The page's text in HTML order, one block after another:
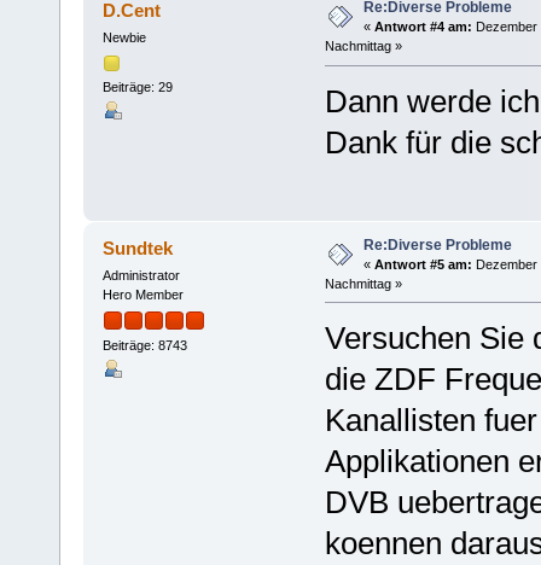
D.Cent
Newbie
Beiträge: 29
Re:Diverse Probleme
« Antwort #4 am:
Nachmittag »
Dann werde
Dank für die
Sundtek
Administrator
Hero Member
Beiträge: 8743
Re:Diverse Probleme
« Antwort #5 am: Dezember
Nachmittag »
Versuchen Sie
die ZDF
Kanallisten
Applikationen
DVB
koennen